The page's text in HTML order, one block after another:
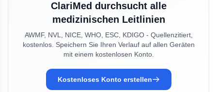
ClariMed durchsucht alle
medizinischen Leitlinien
AWMF, NVL, NICE, WHO, ESC, KDIGO - Quellenzitiert,
kostenlos. Speichern Sie Ihren Verlauf auf allen Geräten
mit einem kostenlosen Konto.
Kostenloses Konto erstellen